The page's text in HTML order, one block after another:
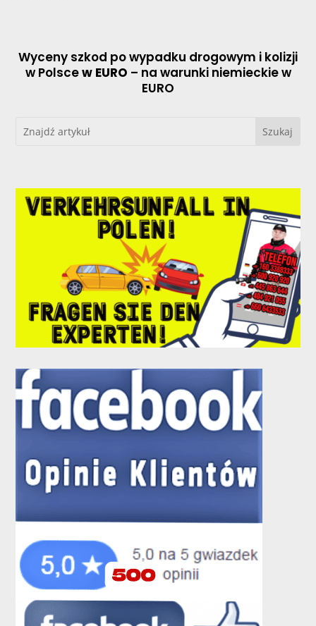
Wyceny szkod po wypadku drogowym i kolizji
w Polscew EURO – na warunki niemieckie w
EURO